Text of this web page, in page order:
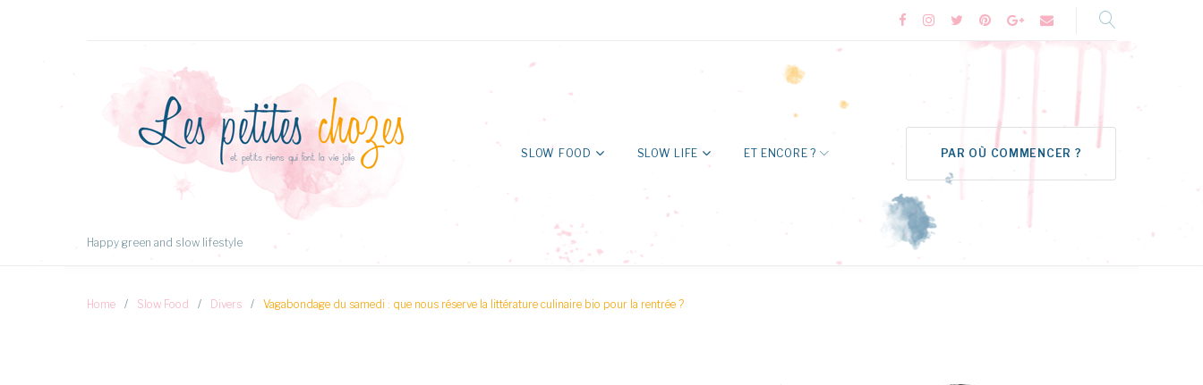
Instagram
TwitterPinterest
Google+Formulaire
Happy green and slow lifestyle
SLOW FOOD SLOW LIFE ET ENCORE ? PAR OÙ COMMENCER ?
Home / Slow Food / Divers / Vagabondage du samedi : que nous réserve la littérature culinaire bio pour la rentrée ?